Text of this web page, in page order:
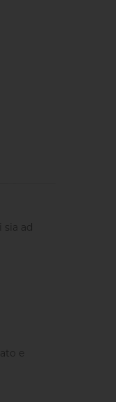
ad
e